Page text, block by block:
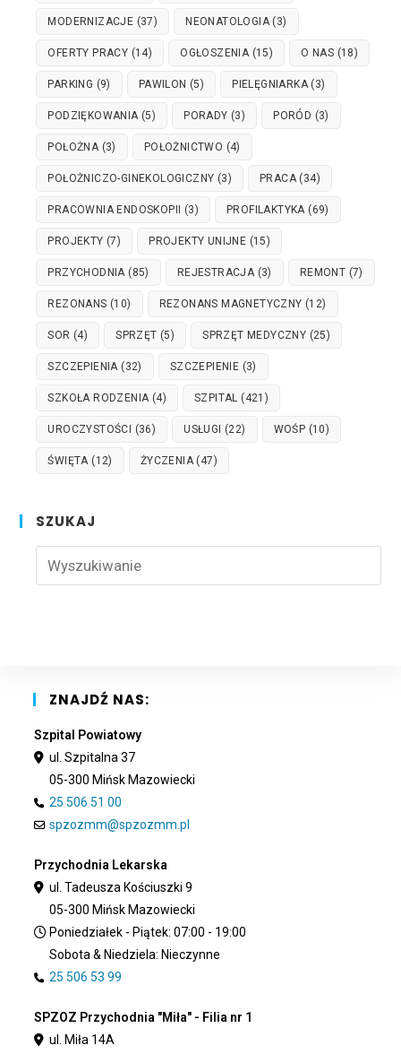
MODERNIZACJE (37) NEONATOLOGIA(3)
OFERTY PRACY (14) OGŁOSZENIA(15) O NAS (18)
PARKING (9) PAWILON (5) PIELĘGNIARKA(3)
PODZIĘKOWANIA(5) PORADY (3) PORÓD (3)
POŁOŻNA(3) POŁOŻNICTWO (4)
POŁOŻNICZO-GINEKOLOGICZNY (3) PRACA(34)
PRACOWNIA ENDOSKOPII (3) PROFILAKTYKA(69)
PROJEKTY (7) PROJEKTY UNIJNE (15)
PRZYCHODNIA(85) REJESTRACJA(3) REMONT (7)
REZONANS (10) REZONANS MAGNETYCZNY (12)
SOR (4) SPRZĘT (5) SPRZĘT MEDYCZNY (25)
SZCZEPIENIA(32) SZCZEPIENIE (3)
SZKOŁA RODZENIA(4) SZPITAL (421)
UROCZYSTOŚCI (36) USŁUGI (22) WOŚP (10)
ŚWIĘTA(12) ŻYCZENIA(47)
SZUKAJ
ZNAJDŹ NAS:
Szpital Powiatowy
ul. Szpitalna 37
05-300 Mińsk Mazowiecki
25 506 51 00
spzozmm@spzozmm.pl
Przychodnia Lekarska
ul. Tadeusza Kościuszki 9
05-300 Mińsk Mazowiecki
Poniedziałek - Piątek: 07:00 - 19:00
Sobota & Niedziela: Nieczynne
25 506 53 99
SPZOZ Przychodnia "Miła" - Filia nr 1
ul. Miła 14A